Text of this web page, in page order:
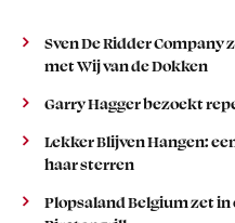
Sven De Ridder
met Wij van de Dokken
Garry Hagger bezoekt
Lekker Blijven Hangen:
haar sterren
Plopsaland Belgium zet